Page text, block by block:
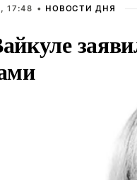
17:48 • НОВОСТИ ДНЯ